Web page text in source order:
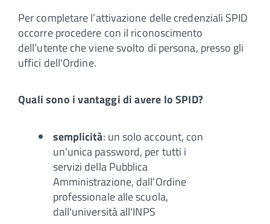
Per completare l’attivazione delle credenziali SPID
occorre procedere con il riconoscimento
dell’utente che viene svolto di persona, presso gli
uffici dell'Ordine.
Quali sono i vantaggi di avere lo SPID?
semplicità: un solo account, con
un'unica password, per tutti i
servizi della Pubblica
Amministrazione, dall'Ordine
professionale alle scuola,
dall'università all'INPS